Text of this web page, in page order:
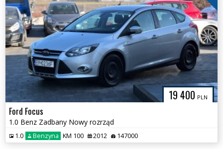
19 400 PLN
Ford Focus
1.0 Benz Zadbany Nowy rozrząd
1.0 Benzyna KM 100 2012 147000